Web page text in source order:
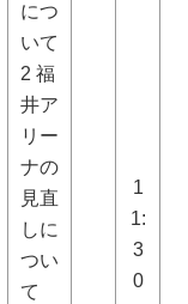
につ
いて
2 福
井ア
リー
ナの
見直
しに
つい
て
1
1:
3
0